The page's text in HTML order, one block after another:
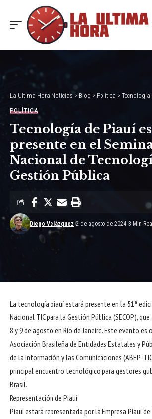
La Ultima Hora Notícias > Blog > Política > Tecnología de Piauí estará
POLÍTICA
Tecnología de Piauí
presente en el
Nacional de
Gestión Pública
Diego Velázquez 2 de agosto de 2024 3 Min
La tecnología piauí estará presente en la 51ª
Nacional TIC para la Gestión Pública (SECOP),
8 y 9 de agosto en Río de Janeiro. Este evento es
Asociación Brasileña de Entidades Estatales y
de la Información y las Comunicaciones (ABEP-
principal encuentro tecnológico para gestores
Brasil.
Representación de Piauí
Piauí estará representada por la Empresa Piauí